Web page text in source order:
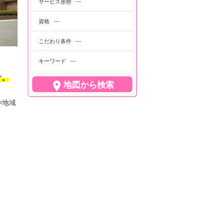
サービス形態 ---
資格 ---
こだわり条件 ---
キーワード ---
 地図から検索
。
地域